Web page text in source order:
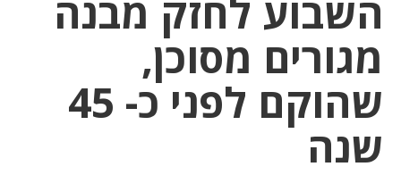
השבוע לחזק מבנה
מגורים מסוכן,
שהוקם לפני כ- 45
שנה